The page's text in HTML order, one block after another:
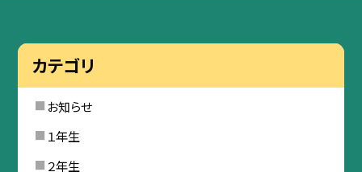
カテゴリ
お知らせ
１年生
２年生